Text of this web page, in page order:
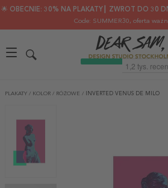
🌟 OBECNIE: 30% NA PLAKATY┃ ZWROT DO 30
Code: SUMMER30, oferta
PLAKATY / KOLOR / RÓŻOWE / INVERTED VENUS DE MILO